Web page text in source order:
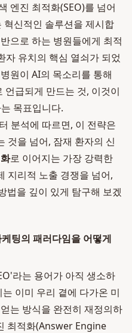
엔진 최적화(SEO)를 넘어
혁신적인 솔루션을 제시합
으로 하는 병원들에게 최적
자 유치의 핵심 열쇠가 되었
원이 AI의 목소리를 통해
급되게 만드는 것, 이것이
목표입니다.
분석에 따르면, 이 전략은
것을 넘어, 잠재 환자의 신
로 이어지는 가장 강력한
지리적 노출 경쟁을 넘어,
법을 깊이 있게 탐구해 보겠
팅의 패러다임을 어떻게
라는 용어가 아직 생소하
이미 우리 곁에 다가온 미
는 방식을 완전히 재정의하
최적화(Answer Engine